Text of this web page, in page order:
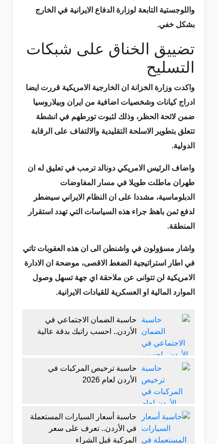
واللوجستية التابعة لوزارة الدفاع الايرانية في الخارج
بشكل خفي.
تضييق الخناق على شبكات
التسليح
واكدت وزارة الخزانة ان الخارجية الامريكية قررت ايضا
ادراج كيانات وشخصيات اضافية من ايران وبيلاروسيا
ضمن لائحة الحظر، وذلك لثبوت تورطهم في انشطة
تتعلق بتطوير الاسلحة التقليدية والالتفاف على الرقابة
الدولية.
واضاف الرئيس الامريكي دونالد ترمب في تعليق له ان
طهران ماطلت طويلا في مسار المفاوضات
الدبلوماسية، مشددا على ان النظام الايراني سيضطر
لدفع ثمن باهظ جراء هذه السياسات التي تهدد استقرار
المنطقة.
واشار مسؤولون في واشنطن الى ان هذه العقوبات تاتي
في اطار استراتيجية الضغط الاقصى، موضحة ان الادارة
الامريكية لن تتوانى عن ملاحقة اي جهة تسهل وصول
الموارد المالية او العسكرية للقيادات الايرانية.
حاسبة الضمان الاجتماعي في
الأردن.. احسب راتبك بدقة عالية
حاسبة ترخيص المركبات في
الأردن لعام 2026
حاسبة أسعار السيارات المستعملة
في الأردن.. تعرف على سعر
المركبة قبل الشراء